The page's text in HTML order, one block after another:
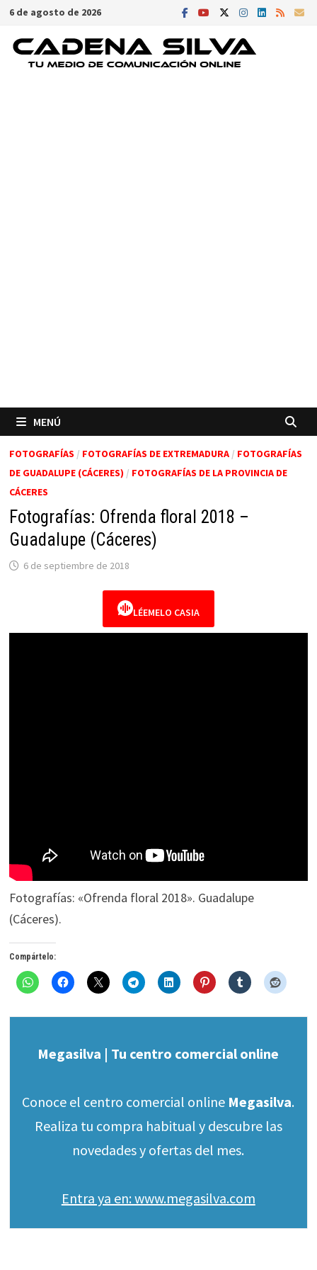
Saltar
contenido
6 de agosto de 2026
MENÚ
FOTOGRAFÍAS / FOTOGRAFÍAS DE EXTREMADURA/ FOTOGRAFÍAS
DE GUADALUPE (CÁCERES) / FOTOGRAFÍAS DE LA PROVINCIA DE
CÁCERES
Fotografías: Ofrenda floral 2018 –
Guadalupe (Cáceres)
6 de septiembre de 2018
LÉEMELO CASIA
Fotografías: «Ofrenda floral 2018». Guadalupe
(Cáceres).
Compártelo:
Megasilva | Tu centro comercial online
Conoce el centro comercial online Megasilva.
Realiza tu compra habitual y descubre las
novedades y ofertas del mes.
Entra ya en: www.megasilva.com